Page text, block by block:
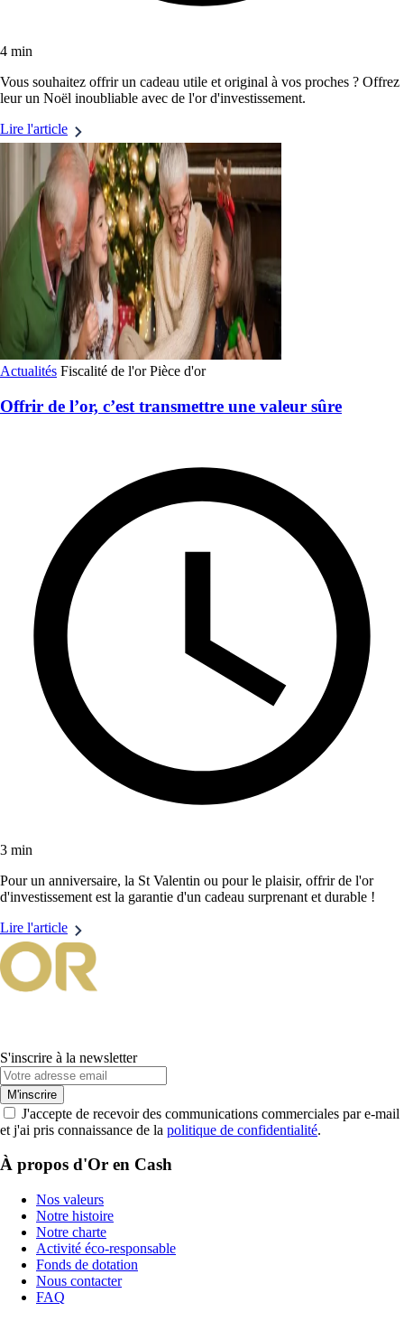
4 min
Vous souhaitez offrir un cadeau utile et original à vos proches ? Offrez
leur un Noël inoubliable avec de l'or d'investissement.
Lire l'article
Actualités Fiscalité de l'or Pièce d'or
Offrir de l’or, c’est transmettre une valeur sûre
3 min
Pour un anniversaire, la St Valentin ou pour le plaisir, offrir de l'or
d'investissement est la garantie d'un cadeau surprenant et durable !
Lire l'article
S'inscrire à la newsletter
M'inscrire
J'accepte de recevoir des communications commerciales par e-mail
et j'ai pris connaissance de la politique de confidentialité.
À propos d'Or en Cash
Nos valeurs
Notre histoire
Notre charte
Activité éco-responsable
Fonds de dotation
Nous contacter
FAQ